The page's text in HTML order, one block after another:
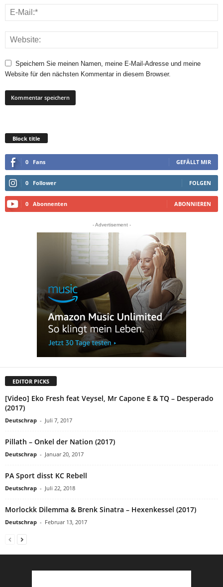
Speichern Sie meinen Namen, meine E-Mail-Adresse und meine
Website für den nächsten Kommentar in diesem Browser.
Block title
0 Fans GEFÄLLT MIR
0 Follower FOLGEN
0 Abonnenten ABONNIEREN
- Advertisement -
EDITOR PICKS
[Video] Eko Fresh feat Veysel, Mr Capone E & TQ – Desperado
(2017)
Deutschrap - Juli 7, 2017
Pillath – Onkel der Nation (2017)
Deutschrap - Januar 20, 2017
PA Sport disst KC Rebell
Deutschrap - Juli 22, 2018
Morlockk Dilemma & Brenk Sinatra – Hexenkessel (2017)
Deutschrap - Februar 13, 2017